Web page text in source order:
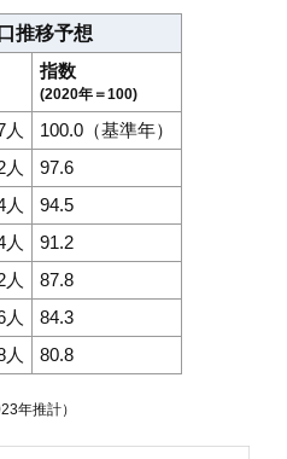
推移予想
指数
(2020年＝100)
人
100.0（基準年）
人
97.6
人
94.5
人
91.2
人
87.8
人
84.3
人 80.8
年推計）